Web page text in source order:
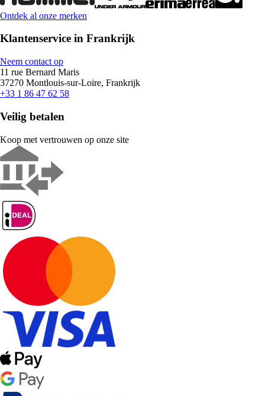
Ontdek al onze merken
Klantenservice in Frankrijk
Neem contact op
11 rue Bernard Maris
37270 Montlouis-sur-Loire, Frankrijk
+33 1 86 47 62 58
Veilig betalen
Koop met vertrouwen op onze site